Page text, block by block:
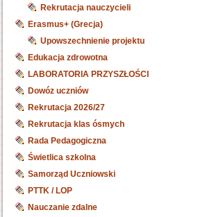
Rekrutacja nauczycieli
Erasmus+ (Grecja)
Upowszechnienie projektu
Edukacja zdrowotna
LABORATORIA PRZYSZŁOŚCI
Dowóz uczniów
Rekrutacja 2026/27
Rekrutacja klas ósmych
Rada Pedagogiczna
Świetlica szkolna
Samorząd Uczniowski
PTTK / LOP
Nauczanie zdalne